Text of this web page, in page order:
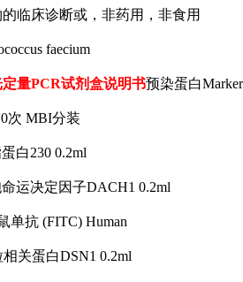
临床诊断或，非药用，非食用
faecium
量PCR试剂盒说明书预染蛋白Marker
次 MBI分装
白230 0.2ml
运决定因子DACH1 0.2ml
单抗 (FITC) Human
关蛋白DSN1 0.2ml